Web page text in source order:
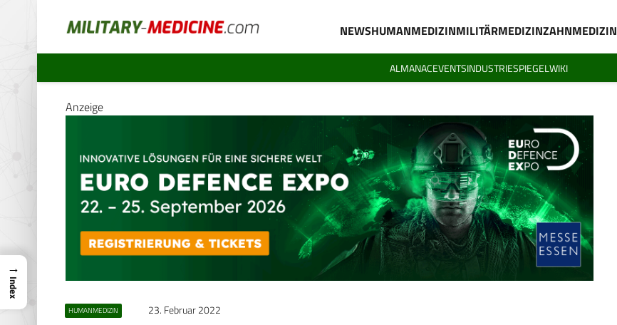
NEWSHUMANMEDIZINMILITÄRMEDIZINZAHNMEDIZIN
ALMANACEVENTSINDUSTRIESPIEGELWIKI
Anzeige
HUMANMEDIZIN 23. Februar 2022
→
Index